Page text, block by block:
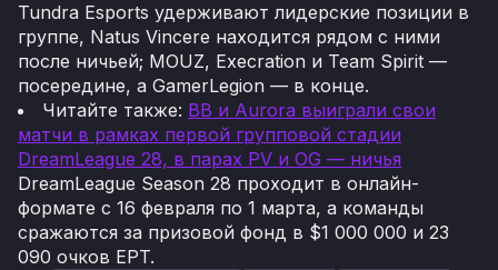
Tundra Esports удерживают лидерские позиции в
группе, Natus Vincere находится рядом с ними
после ничьей; MOUZ, Execration и Team Spirit —
посередине, а GamerLegion — в конце.
Читайте также: BB и Aurora выиграли свои
матчи в рамках первой групповой стадии
DreamLeague 28, в парах PV и OG — ничья
DreamLeague Season 28 проходит в онлайн-
формате с 16 февраля по 1 марта, а команды
сражаются за призовой фонд в $1 000 000 и 23
090 очков EPT.